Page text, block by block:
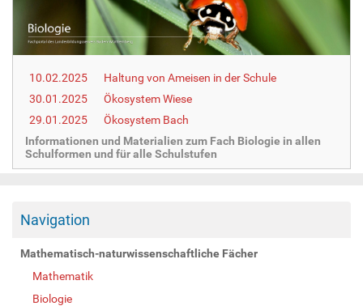
e
r
e
10.02.2025
Haltung von Ameisen in der Schule
30.01.2025
Ökosystem Wiese
29.01.2025
Ökosystem Bach
Informationen und Materialien zum Fach Biologie in allen
Schulformen und für alle Schulstufen
Navigation
Mathematisch-naturwissenschaftliche Fächer
Mathematik
Biologie